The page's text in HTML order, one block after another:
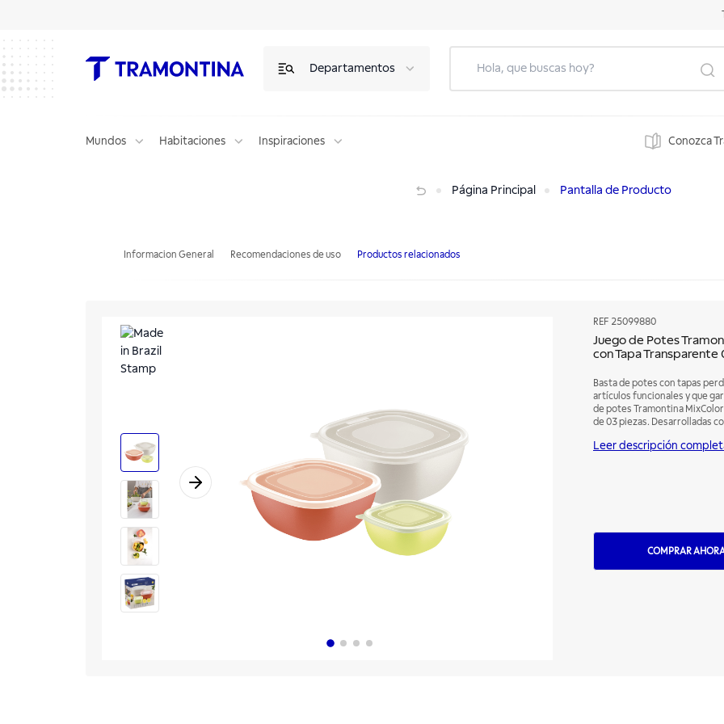
Departamentos
Mundos Habitaciones Inspiraciones Conozca
Página Principal Pantalla de Producto
Informacion General Recomendaciones de uso Productos relacionados
REF 25099880
Juego de Potes
con Tapa Transparente
Basta de potes con tapas
artículos funcionales y que
de potes Tramontina
de 03 piezas. Desarrolladas
hongos y bacterias. Con los
Leer descripción
COMPRAR